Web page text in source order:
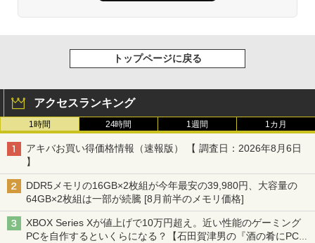
トップページに戻る
アクセスランキング
1時間 24時間 1週間 1カ月
アキバお買い得価格情報（速報版） 【 調査日：2026年8月6日
】
DDR5メモリの16GB×2枚組が今年最安の39,980円、大容量の
64GB×2枚組は一部が続騰 [8月前半のメモリ価格]
XBOX Series Xが値上げで10万円超え。近い性能のゲーミング
PCを自作するといくらになる？【石田賀津男の『酒の肴にPCゲ